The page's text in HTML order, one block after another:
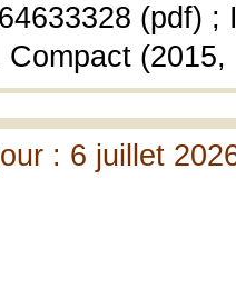
(pdf) ;
Compact
: 6 juillet